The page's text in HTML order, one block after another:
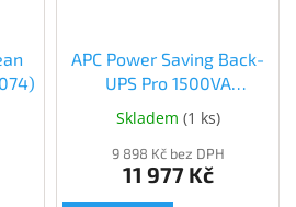
APC Power Saving Back-
UPS Pro 1500VA
(BR1500G-FR)
Skladem (1 ks)
9 898 Kč bez DPH
11 977 Kč